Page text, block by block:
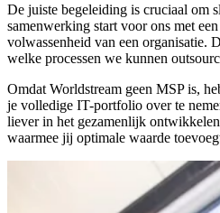
De juiste begeleiding is cruciaal om
samenwerking start voor ons met
volwassenheid van een organisatie.
welke processen we kunnen
Omdat Worldstream geen MSP is,
je volledige IT-portfolio over te
liever in het gezamenlijk
waarmee jij optimale waarde